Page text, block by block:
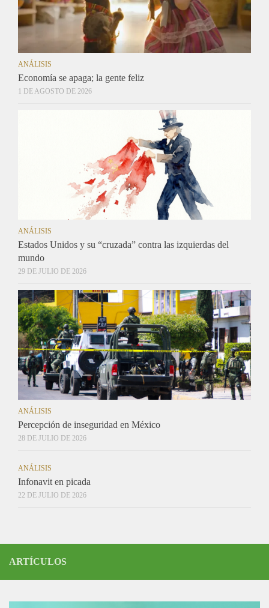
ANÁLISIS
Economía se apaga; la gente feliz
1 DE AGOSTO DE 2026
ANÁLISIS
Estados Unidos y su “cruzada” contra las izquierdas del
mundo
29 DE JULIO DE 2026
ANÁLISIS
Percepción de inseguridad en México
28 DE JULIO DE 2026
ANÁLISIS
Infonavit en picada
22 DE JULIO DE 2026
ARTÍCULOS